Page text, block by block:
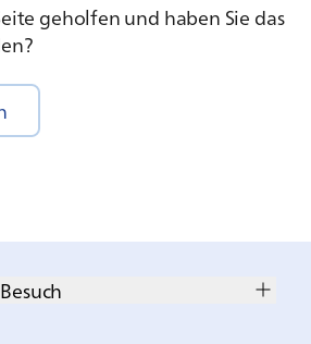
geholfen und haben Sie das